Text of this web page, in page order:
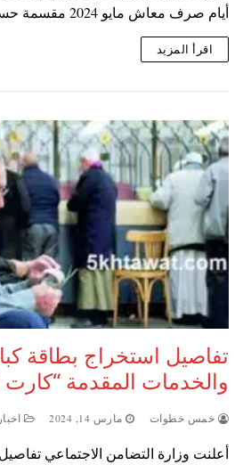
أيام صرف معاش مايو 2024 مقسمة حسب…
اقرأ المزيد
تفاصيل استخراج بطاقة
والخدمات المقدمة
خمس خطوات مارس 14, 2024 اخبار
أعلنت وزارة التضامن الاجتماعي